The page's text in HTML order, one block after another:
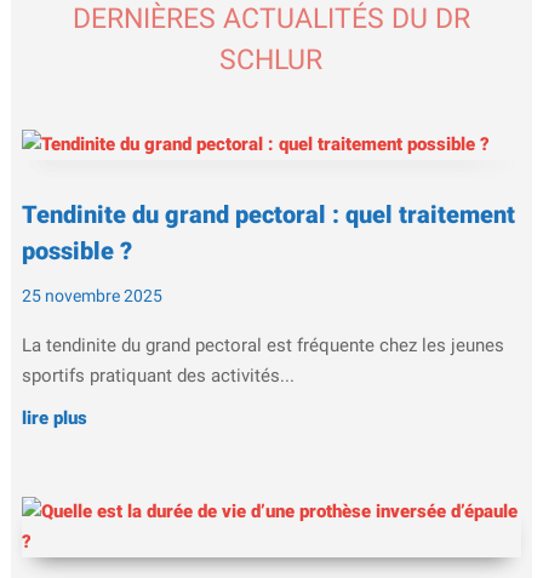
DERNIÈRES ACTUALITÉS DU DR
SCHLUR
Tendinite du grand pectoral : quel traitement
possible ?
25 novembre 2025
La tendinite du grand pectoral est fréquente chez les jeunes
sportifs pratiquant des activités...
lire plus